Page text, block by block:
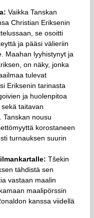
Vaikka Tanskan
Christian Eriksenin
se osoitti
ja pääsi välieriin
Maahan lyyhistynyt ja
on näky, jonka
tulevat
Eriksenin tarinasta
ja huolenpitoa
taitavan
Tanskan nousu
korostaneen
turnauksen suurin
Tšekin
tähdistä sen
vastaan maalin
maalipörssin
kanssa viidellä